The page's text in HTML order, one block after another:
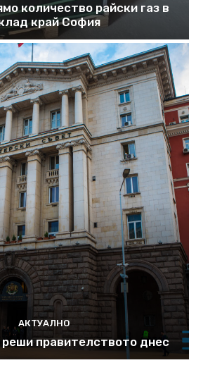
количество райски газ в
край София
АКТУАЛНО
правителството днес